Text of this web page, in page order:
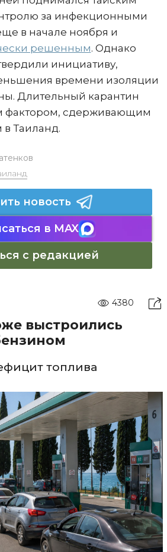
за инфекционными
в начале ноября и
решенным. Однако
инициативу,
времени изоляции
Длительный карантин
фактором, сдерживающим
Таиланд.
новость
в MAX
с редакцией
4380
выстроились
топлива